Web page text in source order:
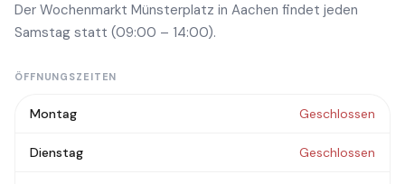
Der Wochenmarkt Münsterplatz in Aachen findet jeden
Samstag statt (09:00 – 14:00).
ÖFFNUNGSZEITEN
Montag Geschlossen
Dienstag Geschlossen